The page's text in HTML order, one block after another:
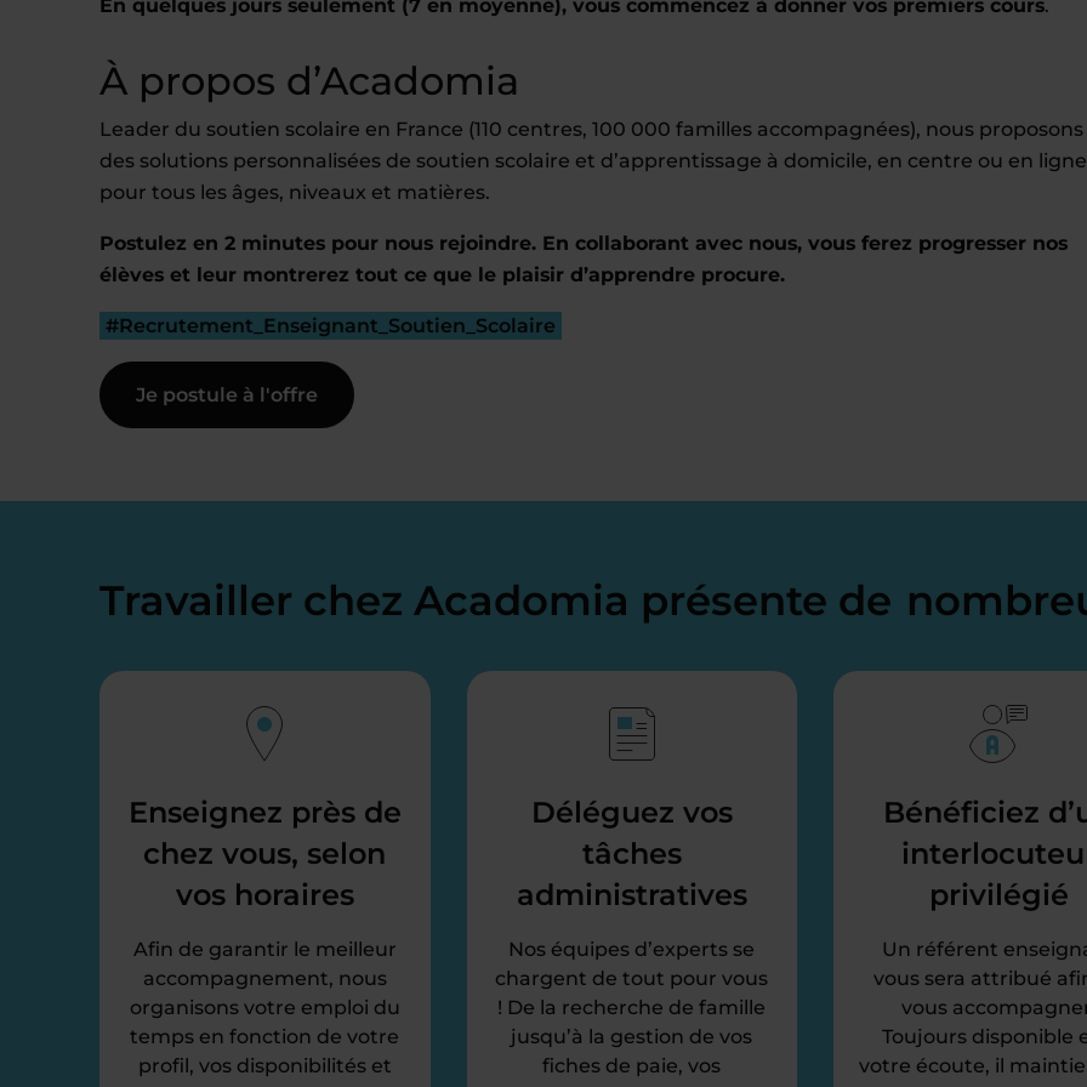
En quelques jours seulement (7 en moyenne), vous commencez à donner vos premiers cours.
À propos d’Acadomia
Leader du soutien scolaire en France (110 centres, 100 000 familles accompagnées), nous proposons
des solutions personnalisées de soutien scolaire et d’apprentissage à domicile, en centre ou en
pour tous les âges, niveaux et matières.
Postulez en 2 minutes pour nous rejoindre. En collaborant avec nous, vous ferez progresser nos
élèves et leur montrerez tout ce que le plaisir d’apprendre procure.
#Recrutement_Enseignant_Soutien_Scolaire
Je postule à l'offre
Travailler chez Acadomia présente de
Enseignez près de
chez vous, selon
vos horaires
Afin de garantir le meilleur
accompagnement, nous
organisons votre emploi du
temps en fonction de votre
profil, vos disponibilités et
Déléguez vos
tâches
administratives
Nos équipes d’experts se
chargent de tout pour vous
! De la recherche de famille
jusqu’à la gestion de vos
fiches de paie, vos
Bénéficiez
privilégié
Un référent
vous sera attribué
vous
Toujours disponible
votre écoute, il